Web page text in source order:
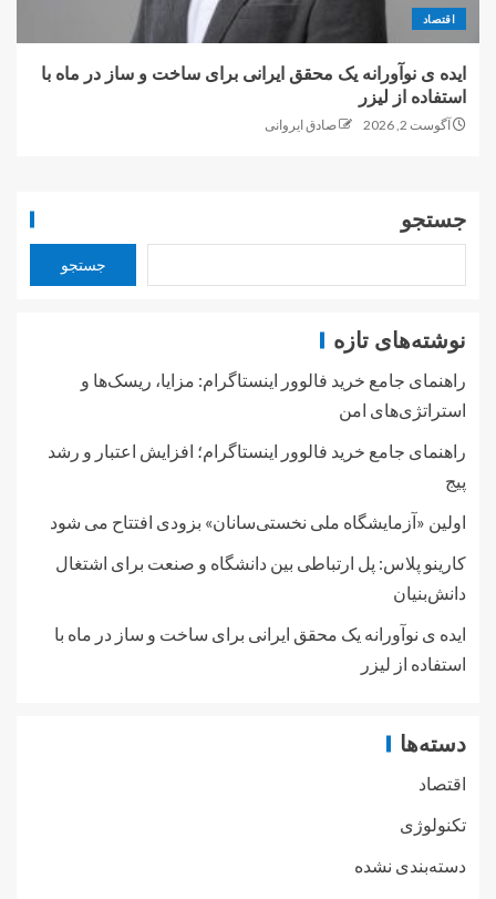
اقتصاد
ایده ی نوآورانه یک محقق ایرانی برای ساخت و ساز در ماه با
استفاده از لیزر
آگوست 2, 2026 صادق ایروانی
جستجو
جستجو
نوشته‌های تازه
راهنمای جامع خرید فالوور اینستاگرام: مزایا، ریسک‌ها و
استراتژی‌های امن
راهنمای جامع خرید فالوور اینستاگرام؛ افزایش اعتبار و رشد
پیج
اولین «آزمایشگاه ملی نخستی‌سانان» بزودی افتتاح می شود
کارینو پلاس: پل ارتباطی بین دانشگاه و صنعت برای اشتغال
دانش‌بنیان
ایده ی نوآورانه یک محقق ایرانی برای ساخت و ساز در ماه با
استفاده از لیزر
دسته‌ها
اقتصاد
تکنولوژی
دسته‌بندی نشده